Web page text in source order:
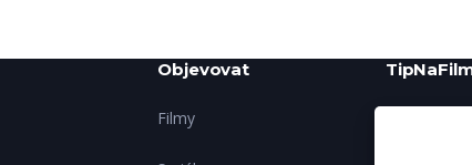
Objevovat
Filmy